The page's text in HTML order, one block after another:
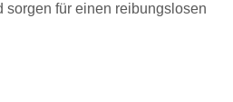
sorgen für einen reibungslosen